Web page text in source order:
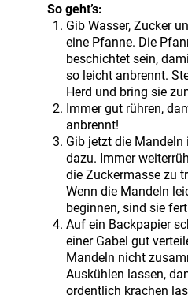
So geht’s:
Gib Wasser, Zucker
eine Pfanne. Die
beschichtet sein,
so leicht anbrennt.
Herd und bring sie
Immer gut rühren,
anbrennt!
Gib jetzt die Mandeln
dazu. Immer
die Zuckermasse zu
Wenn die Mandeln
beginnen, sind sie
Auf ein Backpapier
einer Gabel gut
Mandeln nicht
Auskühlen lassen,
ordentlich krachen